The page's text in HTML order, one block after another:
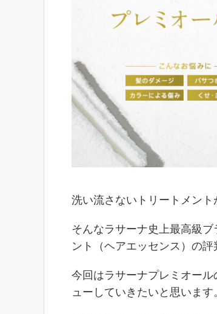
洗い流さないトリートメント
そんなラサーナ史上最高級
ント（ヘアエッセンス）の
今回はラサーナプレミオー
ューしていきたいと思います